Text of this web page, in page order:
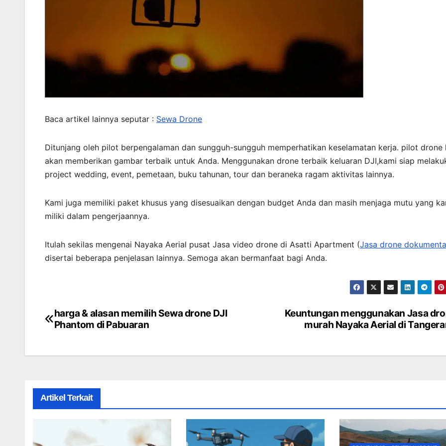
Baca artikel lainnya seputar : Sewa Drone
Ditunjang oleh pilot berpengalaman dan sungguh-sungguh memperhatikan keselamatan kerja. pilot drone
akan memberikan gambar terbaik untuk Anda. Menggunakan drone terbaik keluaran DJI,kami siap
project wedding, event, pemetaan, buku tahunan, tour dan beraneka ragam aktivitas lainnya.
Kami juga memiliki paket khusus yang disesuaikan dengan budget Anda dan masih menjaga mutu yang
miliki dalam pengerjaannya.
Itulah sekilas mengenai Nayaka Aerial pusat Jasa video drone di Asatti Apartment (Jasa drone
disertai beberapa penjelasan lainnya. Semoga akan bermanfaat bagi Anda.
Post
Keuntungan menggunakan Jasa
murah Nayaka Aerial di
harga & alasan memilih Sewa drone DJI
Phantom di Pabuaran
Artikel Terkait